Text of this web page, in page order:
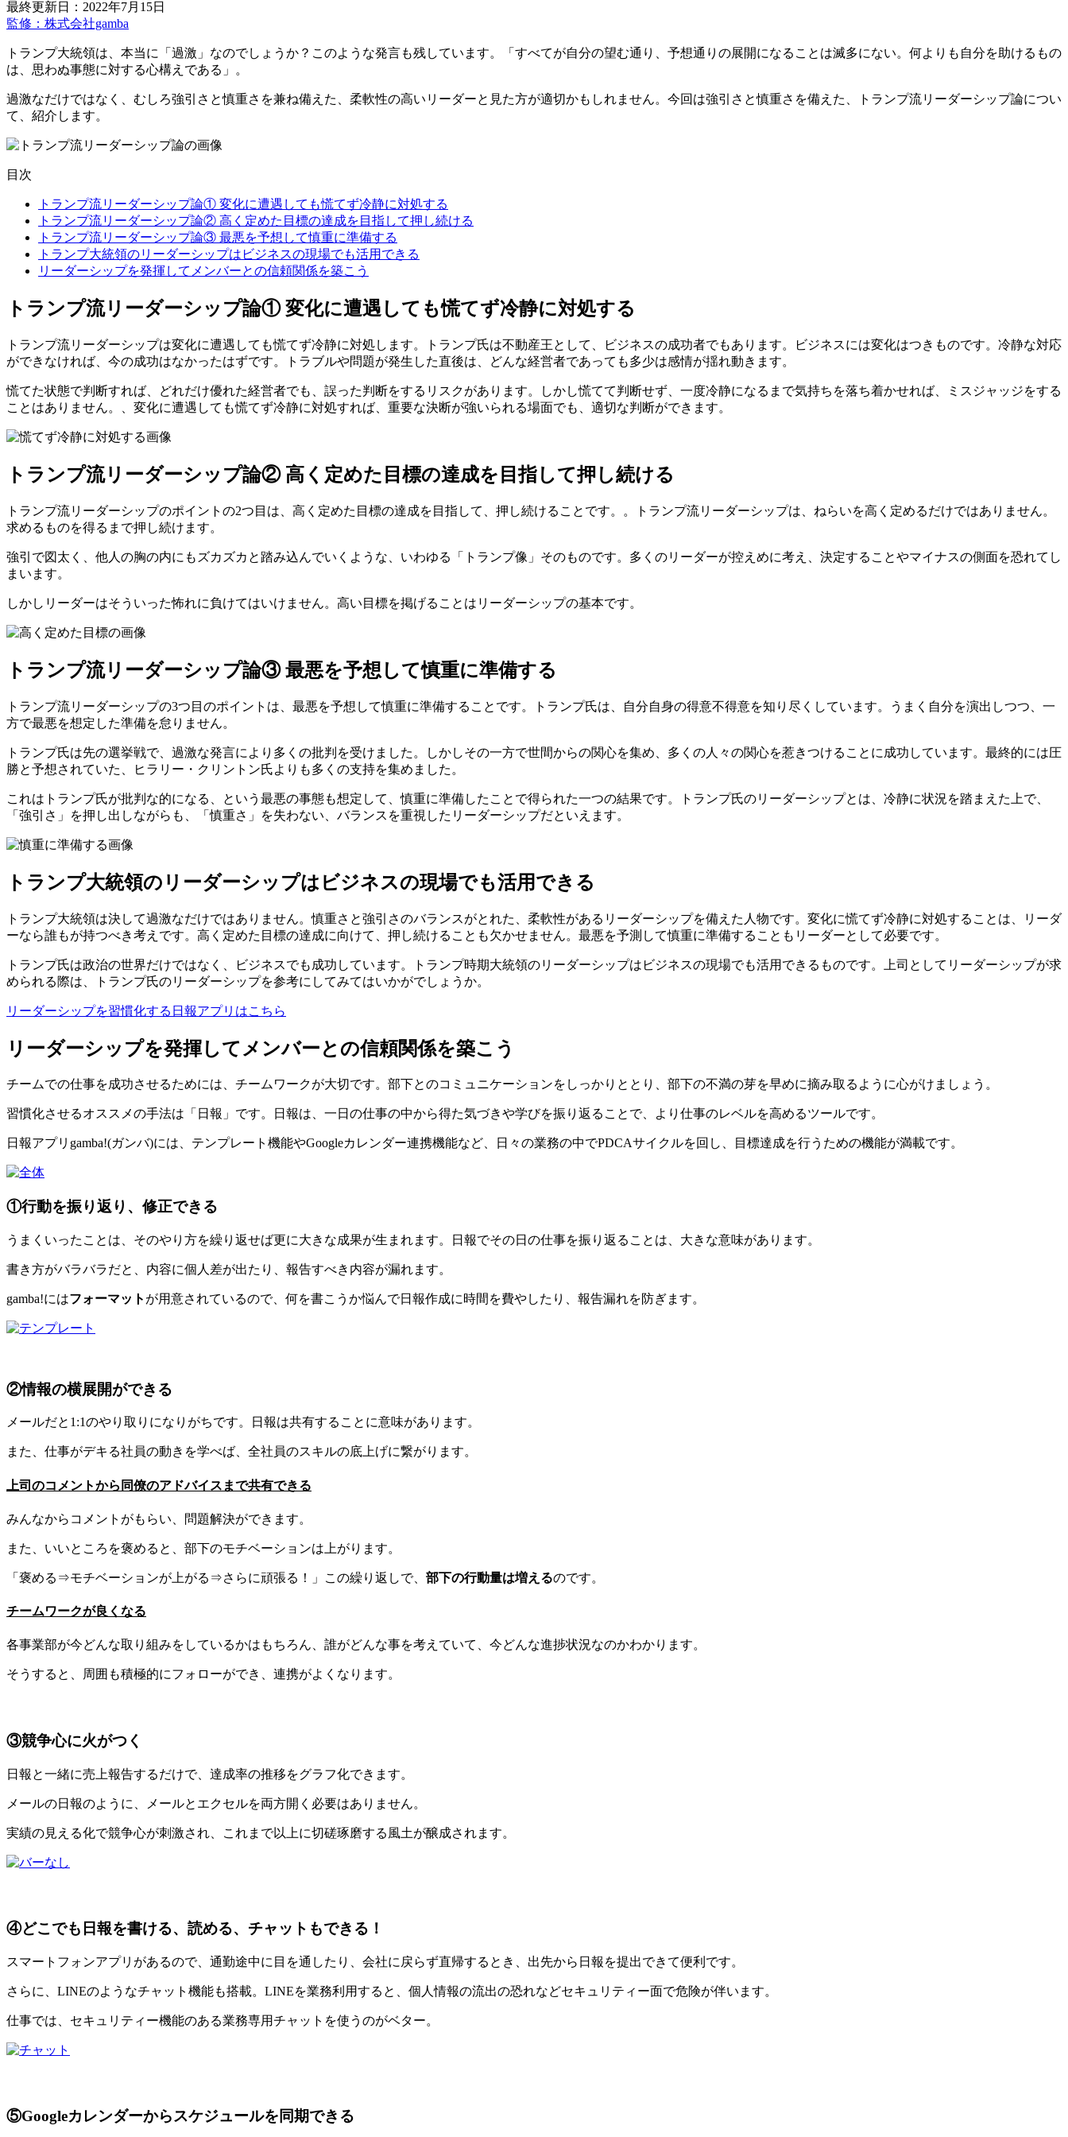
最終更新日：2022年7月15日
監修：株式会社gamba
トランプ大統領は、本当に「過激」なのでしょうか？このような発言も残しています。「すべてが自分の望む通り、予想通りの展開になることは滅多にない。何よりも自分を助けるもの
は、思わぬ事態に対する心構えである」。
過激なだけではなく、むしろ強引さと慎重さを兼ね備えた、柔軟性の高いリーダーと見た方が適切かもしれません。今回は強引さと慎重さを備えた、トランプ流リーダーシップ論につい
て、紹介します。
目次
トランプ流リーダーシップ論① 変化に遭遇しても慌てず冷静に対処する
トランプ流リーダーシップ論② 高く定めた目標の達成を目指して押し続ける
トランプ流リーダーシップ論③ 最悪を予想して慎重に準備する
トランプ大統領のリーダーシップはビジネスの現場でも活用できる
リーダーシップを発揮してメンバーとの信頼関係を築こう
トランプ流リーダーシップ論① 変化に遭遇しても慌てず冷静に対処する
トランプ流リーダーシップは変化に遭遇しても慌てず冷静に対処します。トランプ氏は不動産王として、ビジネスの成功者でもあります。ビジネスには変化はつきものです。冷静な対応
ができなければ、今の成功はなかったはずです。トラブルや問題が発生した直後は、どんな経営者であっても多少は感情が揺れ動きます。
慌てた状態で判断すれば、どれだけ優れた経営者でも、誤った判断をするリスクがあります。しかし慌てて判断せず、一度冷静になるまで気持ちを落ち着かせれば、ミスジャッジをする
ことはありません。、変化に遭遇しても慌てず冷静に対処すれば、重要な決断が強いられる場面でも、適切な判断ができます。
トランプ流リーダーシップ論② 高く定めた目標の達成を目指して押し続ける
トランプ流リーダーシップのポイントの2つ目は、高く定めた目標の達成を目指して、押し続けることです。。トランプ流リーダーシップは、ねらいを高く定めるだけではありません。
求めるものを得るまで押し続けます。
強引で図太く、他人の胸の内にもズカズカと踏み込んでいくような、いわゆる「トランプ像」そのものです。多くのリーダーが控えめに考え、決定することやマイナスの側面を恐れてし
まいます。
しかしリーダーはそういった怖れに負けてはいけません。高い目標を掲げることはリーダーシップの基本です。
トランプ流リーダーシップ論③ 最悪を予想して慎重に準備する
トランプ流リーダーシップの3つ目のポイントは、最悪を予想して慎重に準備することです。トランプ氏は、自分自身の得意不得意を知り尽くしています。うまく自分を演出しつつ、一
方で最悪を想定した準備を怠りません。
トランプ氏は先の選挙戦で、過激な発言により多くの批判を受けました。しかしその一方で世間からの関心を集め、多くの人々の関心を惹きつけることに成功しています。最終的には圧
勝と予想されていた、ヒラリー・クリントン氏よりも多くの支持を集めました。
これはトランプ氏が批判な的になる、という最悪の事態も想定して、慎重に準備したことで得られた一つの結果です。トランプ氏のリーダーシップとは、冷静に状況を踏まえた上で、
「強引さ」を押し出しながらも、「慎重さ」を失わない、バランスを重視したリーダーシップだといえます。
トランプ大統領のリーダーシップはビジネスの現場でも活用できる
トランプ大統領は決して過激なだけではありません。慎重さと強引さのバランスがとれた、柔軟性があるリーダーシップを備えた人物です。変化に慌てず冷静に対処することは、リーダ
ーなら誰もが持つべき考えです。高く定めた目標の達成に向けて、押し続けることも欠かせません。最悪を予測して慎重に準備することもリーダーとして必要です。
トランプ氏は政治の世界だけではなく、ビジネスでも成功しています。トランプ時期大統領のリーダーシップはビジネスの現場でも活用できるものです。上司としてリーダーシップが求
められる際は、トランプ氏のリーダーシップを参考にしてみてはいかがでしょうか。
リーダーシップを習慣化する日報アプリはこちら
リーダーシップを発揮してメンバーとの信頼関係を築こう
チームでの仕事を成功させるためには、チームワークが大切です。部下とのコミュニケーションをしっかりととり、部下の不満の芽を早めに摘み取るように心がけましょう。
習慣化させるオススメの手法は「日報」です。日報は、一日の仕事の中から得た気づきや学びを振り返ることで、より仕事のレベルを高めるツールです。
日報アプリgamba!(ガンバ)には、テンプレート機能やGoogleカレンダー連携機能など、日々の業務の中でPDCAサイクルを回し、目標達成を行うための機能が満載です。
①行動を振り返り、修正できる
うまくいったことは、そのやり方を繰り返せば更に大きな成果が生まれます。日報でその日の仕事を振り返ることは、大きな意味があります。
書き方がバラバラだと、内容に個人差が出たり、報告すべき内容が漏れます。
gamba!にはフォーマット が用意されているので、何を書こうか悩んで日報作成に時間を費やしたり、報告漏れを防ぎます。
②情報の横展開ができる
メールだと1:1のやり取りになりがちです。日報は共有することに意味があります。
また、仕事がデキる社員の動きを学べば、全社員のスキルの底上げに繋がります。
上司のコメントから同僚のアドバイスまで共有できる
みんなからコメントがもらい、問題解決ができます。
また、いいところを褒めると、部下のモチベーションは上がります。
「褒める⇒モチベーションが上がる⇒さらに頑張る！」この繰り返しで、 部下の行動量は増えるのです。
チームワークが良くなる
各事業部が今どんな取り組みをしているかはもちろん、誰がどんな事を考えていて、今どんな進捗状況なのかわかります。
そうすると、周囲も積極的にフォローができ、連携がよくなります。
③競争心に火がつく
日報と一緒に売上報告するだけで、達成率の推移をグラフ化できます。
メールの日報のように、メールとエクセルを両方開く必要はありません。
実績の見える化で競争心が刺激され、これまで以上に切磋琢磨する風土が醸成されます。
④どこでも日報を書ける、読める、チャットもできる！
スマートフォンアプリがあるので、通勤途中に目を通したり、会社に戻らず直帰するとき、出先から日報を提出できて便利です。
さらに、LINEのようなチャット機能も搭載。LINEを業務利用すると、個人情報の流出の恐れなどセキュリティー面で危険が伴います。
仕事では、セキュリティー機能のある業務専用チャットを使うのがベター。
⑤Googleカレンダーからスケジュールを同期できる